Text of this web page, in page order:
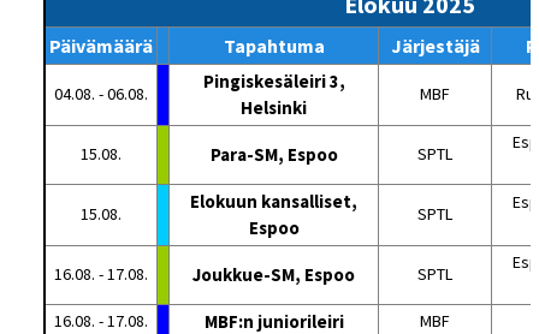
Päivämäärä Tapahtuma Järjestäjä
04.08. - 06.08.
Pingiskesäleiri 3,
Helsinki
MBF
15.08. Para-SM, Espoo SPTL
15.08.
Elokuun kansalliset,
Espoo
SPTL
16.08. - 17.08. Joukkue-SM, Espoo SPTL
16.08. - 17.08.
MBF:n juniorileiri MBF